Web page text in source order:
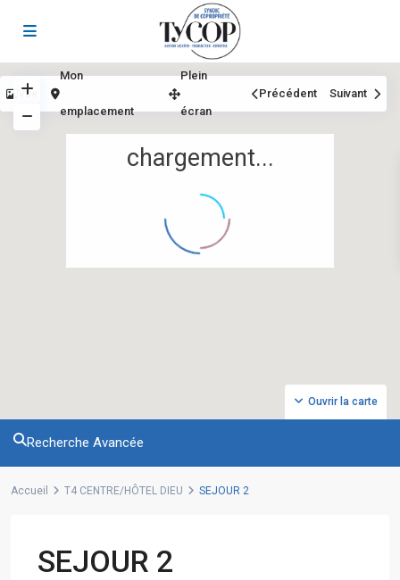
chargement...
Ouvrir la carte
Vue
Mon
emplacement
Plein
écran
Précédent Suivant
Recherche Avancée
Accueil T4 CENTRE/HÔTEL DIEU SEJOUR 2
SEJOUR 2